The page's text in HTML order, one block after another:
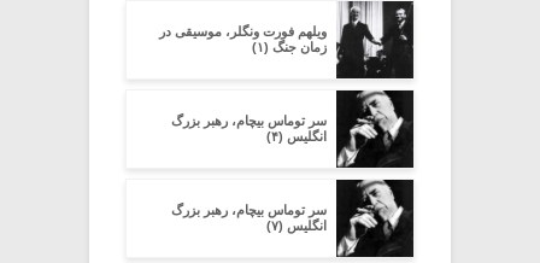
ویلهم فورت ونگلر، موسیقی در
زمان جنگ (۱)
سر توماس بیچام، رهبر بزرگ
انگلیس (۴)
سر توماس بیچام، رهبر بزرگ
انگلیس (۷)